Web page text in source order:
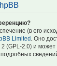
(в его
Limited . Оно
(GPL-2.0) и может